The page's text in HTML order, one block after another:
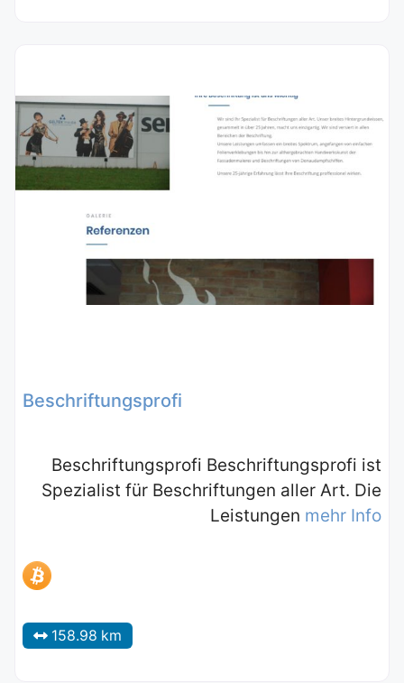
Beschriftungsprofi
Beschriftungsprofi Beschriftungsprofi ist
Spezialist für Beschriftungen aller Art. Die
Leistungen mehr Info
158.98 km